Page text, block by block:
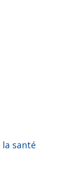
la santé